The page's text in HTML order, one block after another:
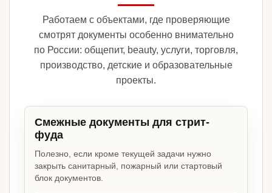
Работаем с объектами, где проверяющие
смотрят документы особенно внимательно
по России: общепит, beauty, услуги, торговля,
производство, детские и образовательные
проекты.
Смежные документы для стрит-
фуда
Полезно, если кроме текущей задачи нужно
закрыть санитарный, пожарный или стартовый
блок документов.